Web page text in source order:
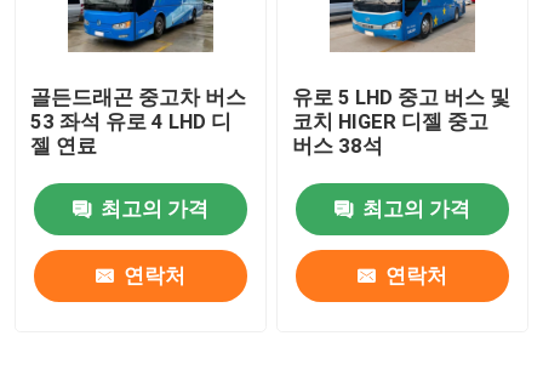
골든드래곤 중고차 버스
53 좌석 유로 4 LHD 디
젤 연료
최고의 가격
연락처
유로 5 LHD 중고 버스 및
코치 HIGER 디젤 중고
버스 38석
최고의 가격
연락처